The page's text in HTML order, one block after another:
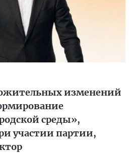
изменений
среды»,
участии партии,